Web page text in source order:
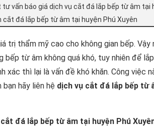
vấn báo giá dịch vụ cắt đá lắp bếp từ âm tại
cắt đá lắp bếp từ âm tại huyện Phú Xuyên
trị thẩm mỹ cao cho không gian bếp. Vậy
bếp từ âm không quá khó, tuy nhiên để
thì lại là vấn đề khó khăn. Công việc
hãy liên hệ dịch vụ cắt đá lắp bếp từ
đá lắp bếp từ âm tại huyện Phú